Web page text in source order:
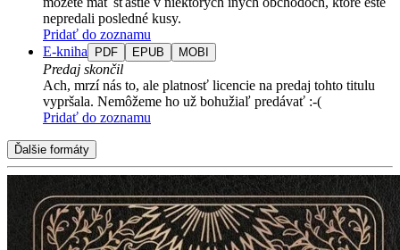
nepredali posledné kusy.
Pridať do zoznamu
E-kniha
PDF EPUB MOBI
Predaj skončil
Ach, mrzí nás to, ale platnosť licencie na predaj tohto titulu
vypršala. Nemôžeme ho už bohužiaľ predávať :-(
Pridať do zoznamu
Ďalšie formáty